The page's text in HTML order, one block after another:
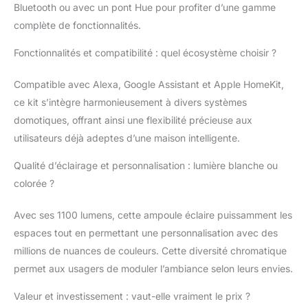
routines,
films et la musique...).
accessoire Hue, votre
mobile ou via votre
assistant vocal (Alexa,
Google Assistant,
etc...). Déjà utilisateur
ampoule connectée
votre pont Hue et être
intégrée simplement à
votre éco-système Hue
existant. Contrôlez vos
lumières avec votre
tous les assistants
Bluetooth ou avec un pont Hue pour profiter d’une gamme
complète de fonctionnalités.
Fonctionnalités et compatibilité : quel écosystème choisir ?
Compatible avec Alexa, Google Assistant et Apple HomeKit,
ce kit s’intègre harmonieusement à divers systèmes
domotiques, offrant ainsi une flexibilité précieuse aux
utilisateurs déjà adeptes d’une maison intelligente.
Qualité d’éclairage et personnalisation : lumière blanche ou
colorée ?
Avec ses 1100 lumens, cette ampoule éclaire puissamment les
espaces tout en permettant une personnalisation avec des
millions de nuances de couleurs. Cette diversité chromatique
permet aux usagers de moduler l’ambiance selon leurs envies.
Valeur et investissement : vaut-elle vraiment le prix ?